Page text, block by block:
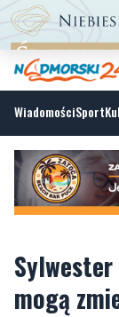
WiadomościSport
Sylwester
mogą